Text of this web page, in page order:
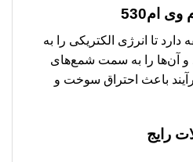
ام530
دارد تا انرژی الکتریکی را به
و آن‌ها را به سمت شمع‌های
باعث احتراق سوخت و
رایج